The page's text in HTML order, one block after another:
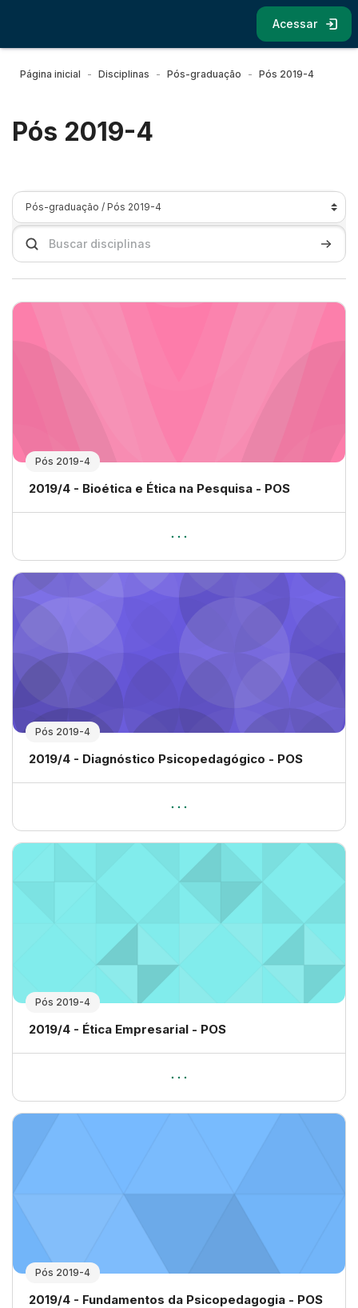
Acessar
Página inicial Disciplinas Pós-graduação Pós 2019-4
Pós 2019-4
Categorias de Disciplinas
Buscar disciplinas
Pós 2019-4
Nome da disciplina
2019/4 - Bioética e Ética na Pesquisa - POS
Pós 2019-4
Nome da disciplina
2019/4 - Diagnóstico Psicopedagógico - POS
Pós 2019-4
Nome da disciplina
2019/4 - Ética Empresarial - POS
Pós 2019-4
Nome da disciplina
2019/4 - Fundamentos da Psicopedagogia - POS